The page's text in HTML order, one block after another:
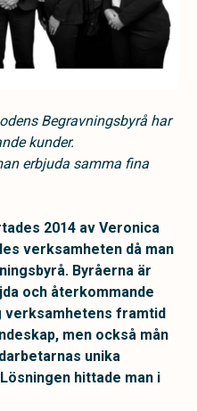
Begravningsbyrå har
kunder.
erbjuda samma fina
2014 av Veronica
verksamheten då man
Byråerna är
och återkommande
verksamhetens framtid
men också mån
unika
hittade man i